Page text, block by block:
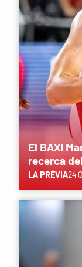
El BAXI
recerca
LA PRÈVIA24